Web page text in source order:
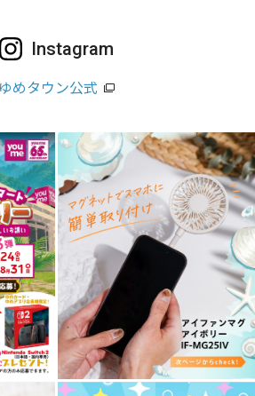
Instagram
ゆめタウン公式